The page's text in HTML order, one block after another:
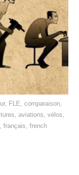
FLE, comparaison,
aviations, vélos,
français, french